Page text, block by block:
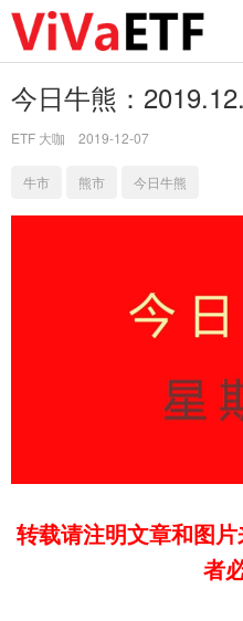
今日牛熊：
ETF 大咖 2019-12-07
牛市 熊市 今日牛熊
转载请注明文章和图
者